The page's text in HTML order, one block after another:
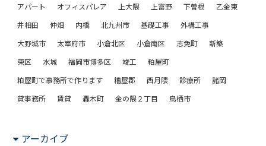
アパート オフィスパレア 上大隈 上富野 下曽根
乙金東
井相田
仲畑 内橋 北九州市 基礎工事
外構工事
大野城市
太宰府市 小倉北区 小倉南区 志免町
新築
東区
水城 福岡市博多区 竣工
粕屋町
粕屋町で事務所で作ります
糟屋郡 西月隈 診療所
諸岡
貸事務所
賃貸 轟木町 金の隈２丁目 鳥栖市
アーカイブ